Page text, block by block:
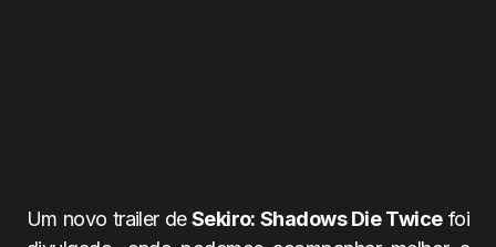
Um novo trailer deSekiro: Shadows Die Twicefoi